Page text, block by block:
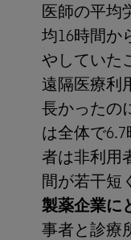
医師の平均
均16時間か
やしていた
遠隔医療利
長かったの
は全体で
者は非利用
間が若干短
製薬企業に
事者と診療